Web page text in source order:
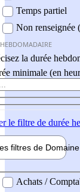
Temps partiel
Non renseignée
la durée
minimale (en
le filtre de durée
filtres de
professionel
Achats /